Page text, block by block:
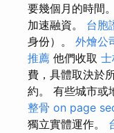
要幾個月的時間。
加速融資。 台胞
身份）。 外燴公
推薦 他們收取
費，具體取決於
約。 有些城市或
整骨 on page
獨立實體運作。